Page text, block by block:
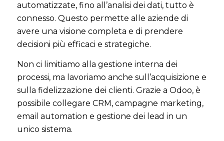
automatizzate, fino all’analisi dei dati, tutto è
connesso. Questo permette alle aziende di
avere una visione completa e di prendere
decisioni più efficaci e strategiche.
Non ci limitiamo alla gestione interna dei
processi, ma lavoriamo anche sull’acquisizione e
sulla fidelizzazione dei clienti. Grazie a Odoo, è
possibile collegare CRM, campagne marketing,
email automation e gestione dei lead in un
unico sistema.